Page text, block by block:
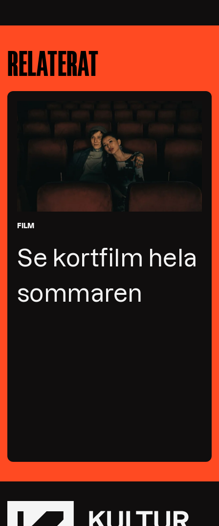
RELATERAT
FILM
Se kortfilm hela
sommaren